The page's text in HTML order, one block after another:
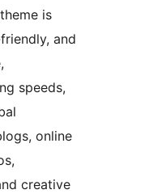
is
and
speeds,
online
creative